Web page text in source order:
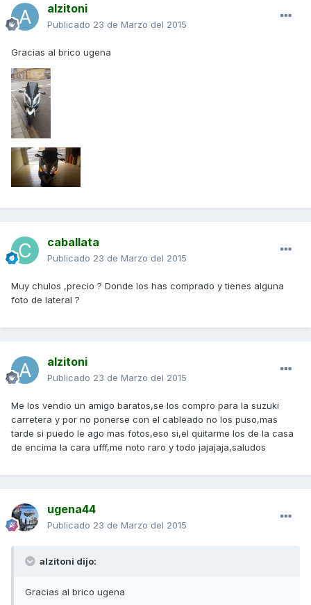
alzitoni
Publicado 23 de Marzo del 2015
Gracias al brico ugena
caballata
Publicado 23 de Marzo del 2015
Muy chulos ,precio ? Donde los has comprado y tienes alguna
foto de lateral ?
alzitoni
Publicado 23 de Marzo del 2015
Me los vendio un amigo baratos,se los compro para la suzuki
carretera y por no ponerse con el cableado no los puso,mas
tarde si puedo le ago mas fotos,eso si,el quitarme los de la casa
de encima la cara ufff,me noto raro y todo jajajaja,saludos
ugena44
Publicado 23 de Marzo del 2015
alzitoni dijo:
Gracias al brico ugena